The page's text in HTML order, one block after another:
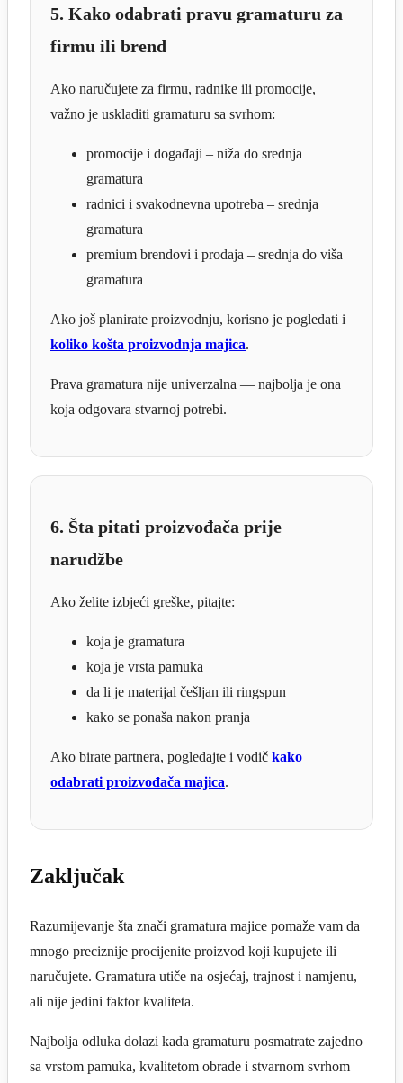
5. Kako odabrati pravu gramaturu za
firmu ili brend
Ako naručujete za firmu, radnike ili promocije,
važno je uskladiti gramaturu sa svrhom:
promocije i događaji – niža do srednja
gramatura
radnici i svakodnevna upotreba – srednja
gramatura
premium brendovi i prodaja – srednja do viša
gramatura
Ako još planirate proizvodnju, korisno je pogledati i
koliko košta proizvodnja majica.
Prava gramatura nije univerzalna — najbolja je ona
koja odgovara stvarnoj potrebi.
6. Šta pitati proizvođača prije
narudžbe
Ako želite izbjeći greške, pitajte:
koja je gramatura
koja je vrsta pamuka
da li je materijal češljan ili ringspun
kako se ponaša nakon pranja
Ako birate partnera, pogledajte i vodič kako
odabrati proizvođača majica.
Zaključak
Razumijevanje šta znači gramatura majice pomaže vam da
mnogo preciznije procijenite proizvod koji kupujete ili
naručujete. Gramatura utiče na osjećaj, trajnost i namjenu,
ali nije jedini faktor kvaliteta.
Najbolja odluka dolazi kada gramaturu posmatrate zajedno
sa vrstom pamuka, kvalitetom obrade i stvarnom svrhom